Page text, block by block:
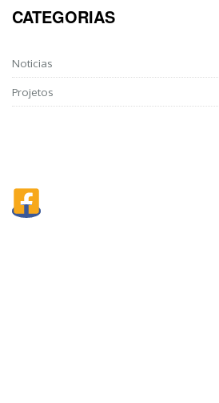
CATEGORIAS
Noticias
Projetos